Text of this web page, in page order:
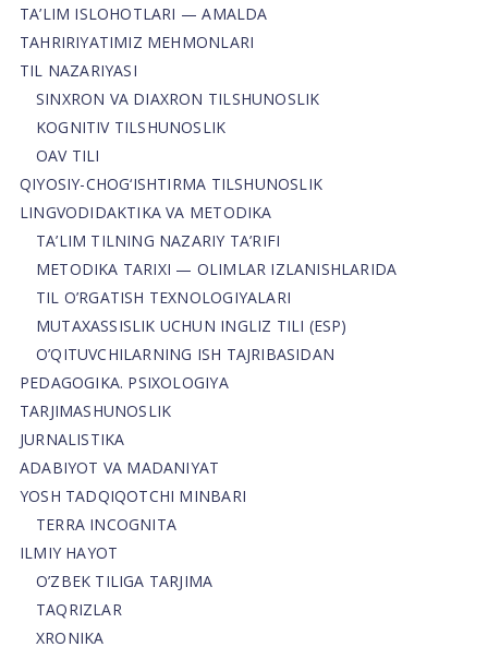
TA’LIM ISLOHOTLARI — AMALDA
TAHRIRIYATIMIZ MEHMONLARI
TIL NAZARIYASI
SINXRON VA DIAXRON TILSHUNOSLIK
KOGNITIV TILSHUNOSLIK
OAV TILI
QIYOSIY-CHOG‘ISHTIRMA TILSHUNOSLIK
LINGVODIDAKTIKA VA METODIKA
TA’LIM TILNING NAZARIY TA’RIFI
METODIKA TARIXI — OLIMLAR IZLANISHLARIDA
TIL O’RGATISH TEXNOLOGIYALARI
MUTAXASSISLIK UCHUN INGLIZ TILI (ESP)
O’QITUVCHILARNING ISH TAJRIBASIDAN
PEDAGOGIKA. PSIXOLOGIYA
TARJIMASHUNOSLIK
JURNALISTIKA
ADABIYOT VA MADANIYAT
YOSH TADQIQOTCHI MINBARI
TERRA INCOGNITA
ILMIY HAYOT
O’ZBEK TILIGA TARJIMA
TAQRIZLAR
XRONIKA